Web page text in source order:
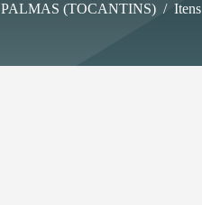
PALMAS (TOCANTINS) / Itens